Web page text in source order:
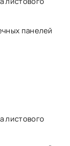
панелей
листового